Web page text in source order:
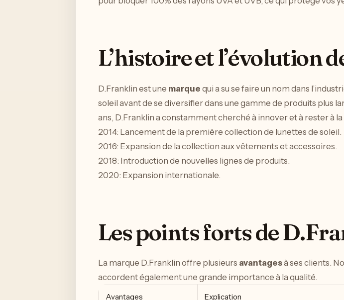
L’histoire et l’évolution
D.Franklin est une marque qui a su se faire un nom dans
soleil avant de se diversifier dans une gamme de produits plus
ans, D.Franklin a constamment cherché à innover et à rester à
2014: Lancement de la première collection de lunettes de soleil.
2016: Expansion de la collection aux vêtements et accessoires.
2018: Introduction de nouvelles lignes de produits.
2020: Expansion internationale.
Les points forts de
La marque D.Franklin offre plusieurs avantagesà ses clients.
accordent également une grande importance à la qualité.
Avantages Explication